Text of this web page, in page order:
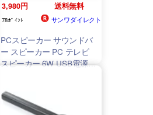
3,980円 送料無料
78ﾎﾟｲﾝﾄ サンワダイレクト
PCスピーカー サウンドバ
ー スピーカー PC テレビ
スピーカー 6W USB電源
ドホン端子付き AUX接続
パソコン スマホ 高音質